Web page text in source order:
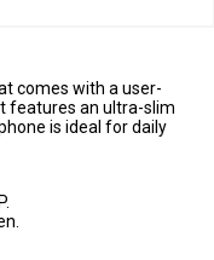
comes with a user-
features an ultra-slim
is ideal for daily